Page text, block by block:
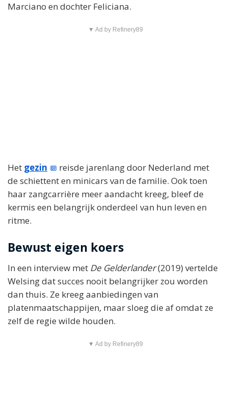
Marciano en dochter Feliciana.
▼ Ad by Refinery89
Het gezin
reisde jarenlang door Nederland met
de schiettent en minicars van de familie. Ook toen
haar zangcarrière meer aandacht kreeg, bleef de
kermis een belangrijk onderdeel van hun leven en
ritme.
Bewust eigen koers
In een interview met De Gelderlander(2019) vertelde
Welsing dat succes nooit belangrijker zou worden
dan thuis. Ze kreeg aanbiedingen van
platenmaatschappijen, maar sloeg die af omdat ze
zelf de regie wilde houden.
▼ Ad by Refinery89